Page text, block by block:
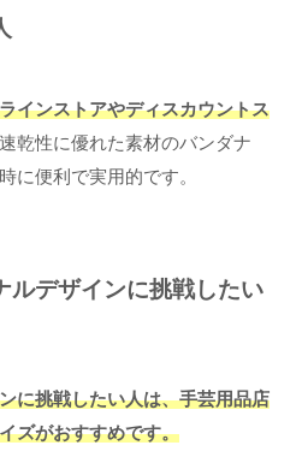
インストアやディスカウントス
乾性に優れた素材のバンダナ
に便利で実用的です。
ルデザインに挑戦したい
に挑戦したい人は、手芸用品店
ズがおすすめです。